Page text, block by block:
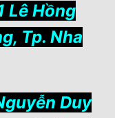
Lê Hồng
Tp. Nha
Duy